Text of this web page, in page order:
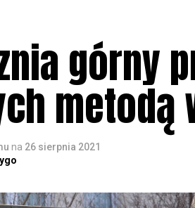
górny
metodą
na 26 sierpnia 2021